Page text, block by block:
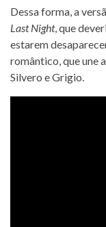
Dessa forma, a
Last Night, que
estarem
romântico, que une
Silvero e Grigio.